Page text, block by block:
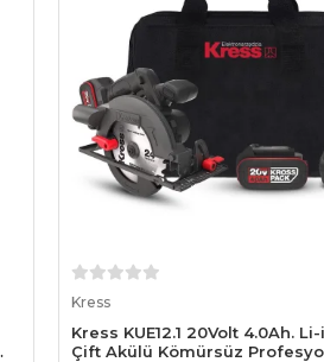
Kress
Kress KUE12.1 20Volt 4.0Ah.
Çift Akülü Kömürsüz